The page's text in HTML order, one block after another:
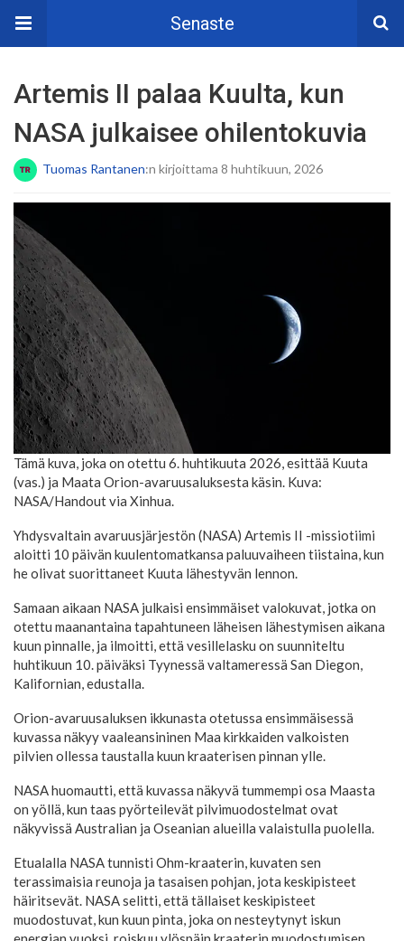
Senaste
Artemis II palaa Kuulta, kun
NASA julkaisee ohilentokuvia
Tuomas Rantanen:n kirjoittama 8 huhtikuun, 2026
Tämä kuva, joka on otettu 6. huhtikuuta 2026, esittää Kuuta
(vas.) ja Maata Orion-avaruusaluksesta käsin. Kuva:
NASA/Handout via Xinhua.
Yhdysvaltain avaruusjärjestön (NASA) Artemis II -missiotiimi
aloitti 10 päivän kuulentomatkansa paluuvaiheen tiistaina, kun
he olivat suorittaneet Kuuta lähestyvän lennon.
Samaan aikaan NASA julkaisi ensimmäiset valokuvat, jotka on
otettu maanantaina tapahtuneen läheisen lähestymisen aikana
kuun pinnalle, ja ilmoitti, että vesillelasku on suunniteltu
huhtikuun 10. päiväksi Tyynessä valtameressä San Diegon,
Kalifornian, edustalla.
Orion-avaruusaluksen ikkunasta otetussa ensimmäisessä
kuvassa näkyy vaaleansininen Maa kirkkaiden valkoisten
pilvien ollessa taustalla kuun kraaterisen pinnan ylle.
NASA huomautti, että kuvassa näkyvä tummempi osa Maasta
on yöllä, kun taas pyörteilevät pilvimuodostelmat ovat
näkyvissä Australian ja Oseanian alueilla valaistulla puolella.
Etualalla NASA tunnisti Ohm-kraaterin, kuvaten sen
terassimaisia reunoja ja tasaisen pohjan, jota keskipisteet
häiritsevät. NASA selitti, että tällaiset keskipisteet
muodostuvat, kun kuun pinta, joka on nesteytynyt iskun